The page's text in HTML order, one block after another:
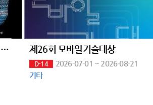
제5회 하나뿐인지구영상제 지구 환경 포스터 공모전 제26회 모바일기술대상
D-14
2026-07-01 ~ 2026-08-21
기타